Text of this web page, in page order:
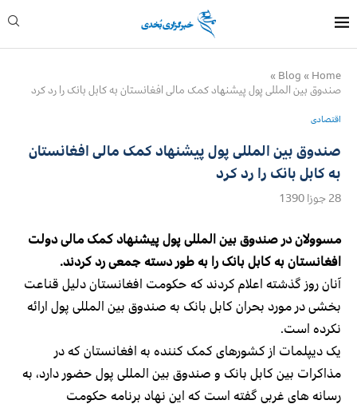
Home
»
Blog
»
صندوق بین المللی پول پیشنهاد کمک مالی افغانستان به کابل بانک را رد کرد
اقتصادی
صندوق بین المللی پول پیشنهاد کمک مالی افغانستان
به کابل بانک را رد کرد
28 جوزا 1390
مسوولان در صندوق بین المللی پول پیشنهاد کمک مالی دولت
افغانستان به کابل بانک را به طور دسته جمعی رد کردند.
آنان روز گذشته اعلام کردند که حکومت افغانستان دلیل قناعت
بخشی در مورد بحران کابل بانک به صندوق بین المللی پول ارائه
نکرده است.
یک دیپلمات از کشورهای کمک کننده به افغانستان که در
مذاکرات بین کابل بانک و صندوق بین المللی پول حضور دارد، به
رسانه های غربی گفته است که این نهاد برنامه حکومت